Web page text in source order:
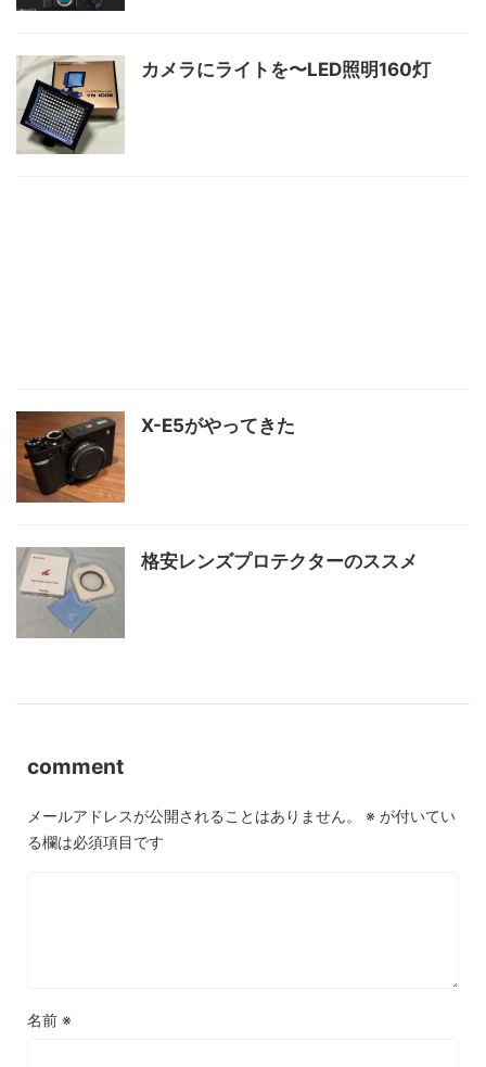
カメラにライトを〜LED照明160灯
X-E5がやってきた
格安レンズプロテクターのススメ
comment
メールアドレスが公開されることはありません。 ※ が付いてい
る欄は必須項目です
名前 ※